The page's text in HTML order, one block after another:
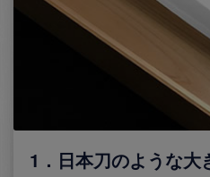
1．日本刀のような大